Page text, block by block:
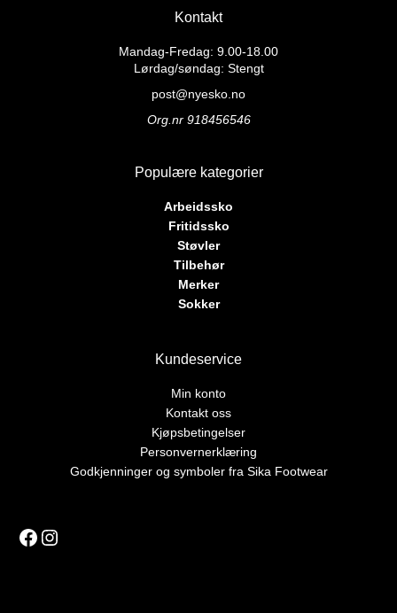
varianter.
kan
velges
på
Kontakt
Mandag-Fredag: 9.00-18.00
Lørdag/søndag: Stengt
post@nyesko.no
Org.nr 918456546
Populære kategorier
Arbeidssko
Fritidssko
Støvler
Tilbehør
Merker
Sokker
Kundeservice
Min konto
Kontakt oss
Kjøpsbetingelser
Personvernerklæring
Godkjenninger og symboler fra Sika Footwear
Facebook
Instagram